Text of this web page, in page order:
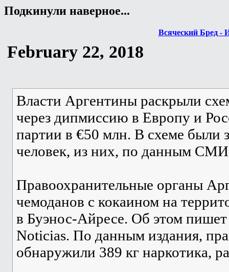
Подкинули наверное...
Всяческий Бред -
February 22, 2018
Власти Аргентины раскрыли
через дипмиссию в Европу и
партии в €50 млн. В схеме были
человек, из них, по данным
Правоохранительные органы
чемоданов с кокаином на
в Буэнос-Айресе. Об этом пишет
Noticias. По данным издания,
обнаружили 389 кг наркотика,